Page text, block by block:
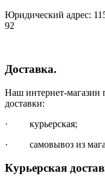
Юридический адрес:
92
Доставка.
Наш интернет-магазин
доставки:
· курьерская;
· самовывоз из
Курьерская